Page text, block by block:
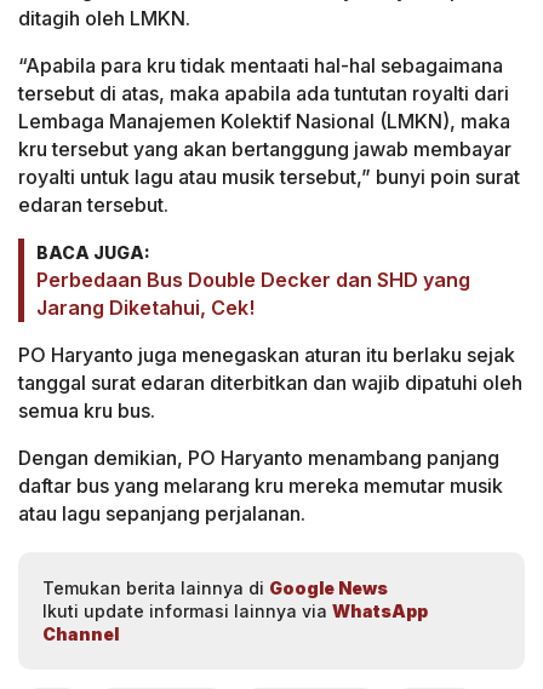
ditagih oleh LMKN.
“Apabila para kru tidak mentaati hal-hal sebagaimana
tersebut di atas, maka apabila ada tuntutan royalti dari
Lembaga Manajemen Kolektif Nasional (LMKN), maka
kru tersebut yang akan bertanggung jawab membayar
royalti untuk lagu atau musik tersebut,” bunyi poin surat
edaran tersebut.
BACA JUGA:
Perbedaan Bus Double Decker dan SHD yang
Jarang Diketahui, Cek!
PO Haryanto juga menegaskan aturan itu berlaku sejak
tanggal surat edaran diterbitkan dan wajib dipatuhi oleh
semua kru bus.
Dengan demikian, PO Haryanto menambang panjang
daftar bus yang melarang kru mereka memutar musik
atau lagu sepanjang perjalanan.
Temukan berita lainnya di Google News
Ikuti update informasi lainnya via WhatsApp
Channel